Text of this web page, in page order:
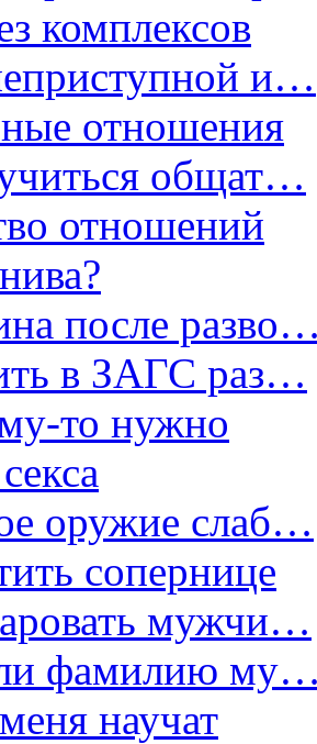
комплексов
и…
отношения
общат…
отношений
после
в ЗАГС раз…
то нужно
оружие слаб…
сопернице
мужчи…
фамилию
научат